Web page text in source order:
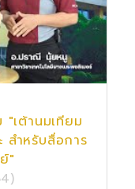
เต้านมเทียม
สำหรับสื่อการ
"